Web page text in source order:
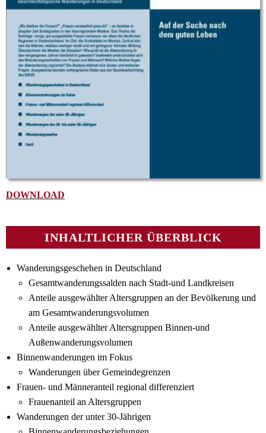
DOWNLOAD
INHALTLICHER ÜBERBLICK
Wanderungsgeschehen in Deutschland
Gesamtwanderungssalden nach Stadt-und Landkreisen
Anteile ausgewählter Altersgruppen an der Bevölkerung und
am Gesamtwanderungsvolumen
Anteile ausgewählter Altersgruppen Binnen-und
Außenwanderungsvolumen
Binnenwanderungen im Fokus
Wanderungen über Gemeindegrenzen
Frauen- und Männeranteil regional differenziert
Frauenanteil an Altersgruppen
Wanderungen der unter 30-Jährigen